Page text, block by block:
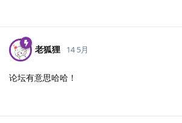
老狐狸 14 5月
论坛有意思哈哈！